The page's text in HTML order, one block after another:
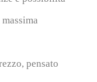
, pensato